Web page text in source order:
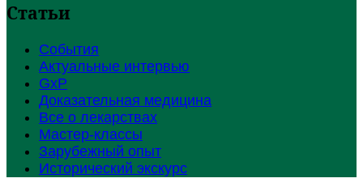
Статьи
События
Актуальные интервью
GxP
Доказательная медицина
Все о лекарствах
Мастер-классы
Зарубежный опыт
Исторический экскурс